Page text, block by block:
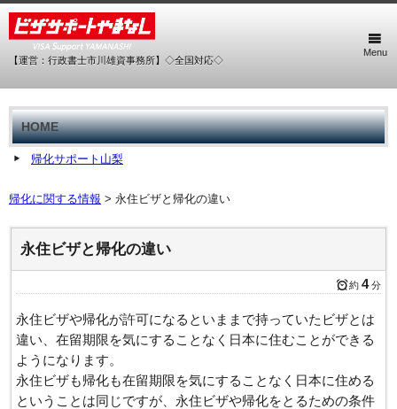
【運営：行政書士市川雄資事務所】◇全国対応◇
Menu
HOME
帰化サポート山梨
帰化に関する情報 > 永住ビザと帰化の違い
永住ビザと帰化の違い
約 4分
永住ビザや帰化が許可になるといままで持っていたビザとは
違い、在留期限を気にすることなく日本に住むことができる
ようになります。
永住ビザも帰化も在留期限を気にすることなく日本に住める
ということは同じですが、永住ビザや帰化をとるための条件